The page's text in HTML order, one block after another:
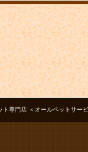
ト専門店 ＜オールペットサー